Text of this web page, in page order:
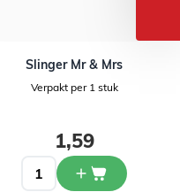
Slinger Mr & Mrs
Verpakt per 1 stuk
1,59